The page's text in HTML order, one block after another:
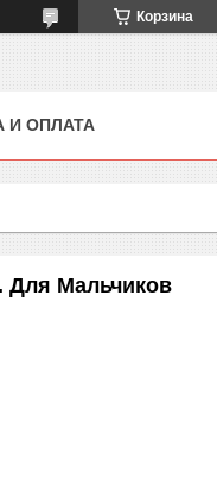
Корзина
И ОПЛАТА
Для Мальчиков